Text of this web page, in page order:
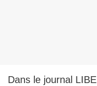
Dans le journal